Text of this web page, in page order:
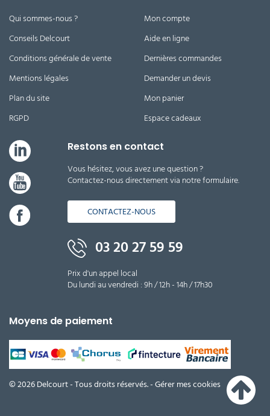
Qui sommes-nous ?
Conseils Delcourt
Conditions générale de vente
Mentions légales
Plan du site
RGPD
Mon compte
Aide en ligne
Dernières commandes
Demander un devis
Mon panier
Espace cadeaux
Restons en contact
Vous hésitez, vous avez une question ?
Contactez-nous directement via notre formulaire.
CONTACTEZ-NOUS
03 20 27 59 59
Prix d'un appel local
Du lundi au vendredi : 9h / 12h - 14h / 17h30
Moyens de paiement
© 2026 Delcourt - Tous droits réservés. -Gérer mes cookies